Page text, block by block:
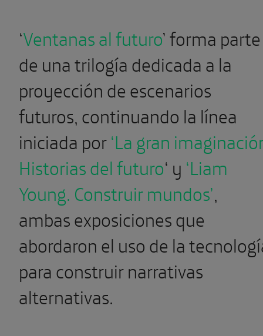
‘Ventanas al futuro’ forma parte
de una trilogía dedicada a la
proyección de escenarios
futuros, continuando la línea
iniciada por‘La gran
Historias del futuro‘ y ‘Liam
Young. Construir mundos’,
ambas exposiciones que
abordaron el uso de la
para construir narrativas
alternativas.